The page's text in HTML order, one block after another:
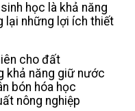
học là khả năng
lại những lợi ích thiết
cho đất
khả năng giữ nước
bón hóa học
nông nghiệp